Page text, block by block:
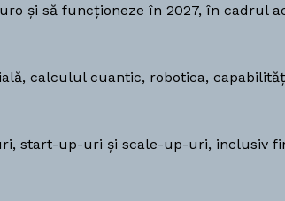
Proiecte editoriale
Contact
și să funcționeze în 2027, în cadrul
calculul cuantic, robotica,
start-up-uri și scale-up-uri, inclusiv